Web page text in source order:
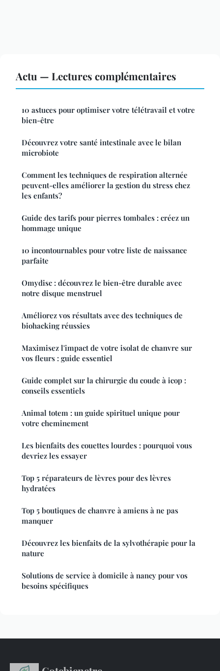
Actu — Lectures complémentaires
10 astuces pour optimiser votre télétravail et votre
bien-être
Découvrez votre santé intestinale avec le bilan
microbiote
Comment les techniques de respiration alternée
peuvent-elles améliorer la gestion du stress chez
les enfants?
Guide des tarifs pour pierres tombales : créez un
hommage unique
10 incontournables pour votre liste de naissance
parfaite
Omydisc : découvrez le bien-être durable avec
notre disque menstruel
Améliorez vos résultats avec des techniques de
biohacking réussies
Maximisez l'impact de votre isolat de chanvre sur
vos fleurs : guide essentiel
Guide complet sur la chirurgie du coude à icop :
conseils essentiels
Animal totem : un guide spirituel unique pour
votre cheminement
Les bienfaits des couettes lourdes : pourquoi vous
devriez les essayer
Top 5 réparateurs de lèvres pour des lèvres
hydratées
Top 5 boutiques de chanvre à amiens à ne pas
manquer
Découvrez les bienfaits de la sylvothérapie pour la
nature
Solutions de service à domicile à nancy pour vos
besoins spécifiques